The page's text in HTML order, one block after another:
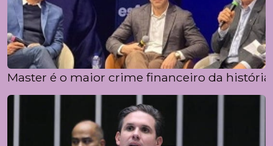
Master é o maior crime financeiro da